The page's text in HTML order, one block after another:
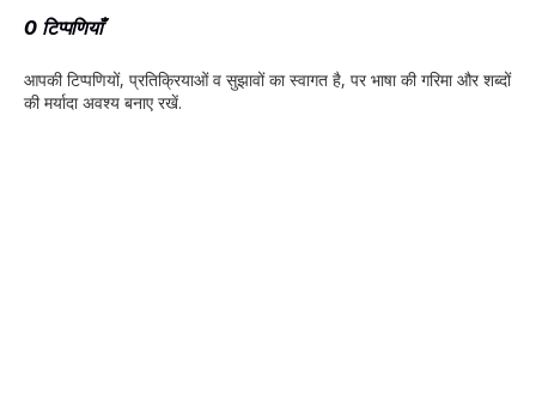
0 टिप्पणियाँ
आपकी टिप्‍पणियों, प्रतिक्रियाओं व सुझावों का स्‍वागत है, पर भाषा की गरिमा और शब्‍दों
की मर्यादा अवश्‍य बनाए रखें.